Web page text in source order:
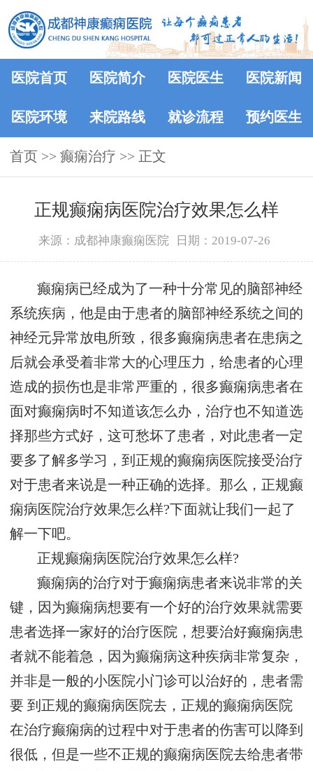
医院首页 医院简介 医院医生 医院新闻
医院环境 来院路线 就诊流程 预约医生
首页 >> 癫痫治疗 >> 正文
正规癫痫病医院治疗效果怎么样
来源：成都神康癫痫医院 日期：2019-07-26
癫痫病已经成为了一种十分常见的脑部神经
系统疾病，他是由于患者的脑部神经系统之间的
神经元异常放电所致，很多癫痫病患者在患病之
后就会承受着非常大的心理压力，给患者的心理
造成的损伤也是非常严重的，很多癫痫病患者在
面对癫痫病时不知道该怎么办，治疗也不知道选
择那些方式好，这可愁坏了患者，对此患者一定
要多了解多学习，到正规的癫痫病医院接受治疗
对于患者来说是一种正确的选择。那么，正规癫
痫病医院治疗效果怎么样?下面就让我们一起了
解一下吧。
正规癫痫病医院治疗效果怎么样?
癫痫病的治疗对于癫痫病患者来说非常的关
键，因为癫痫病想要有一个好的治疗效果就需要
患者选择一家好的治疗医院，想要治好癫痫病患
者就不能着急，因为癫痫病这种疾病非常复杂，
并非是一般的小医院小门诊可以治好的，患者需
要 到正规的癫痫病医院去，正规的癫痫病医院
在治疗癫痫病的过程中对于患者的伤害可以降到
很低，但是一些不正规的癫痫病医院去给患者带